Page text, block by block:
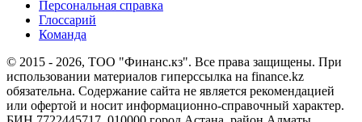
Персональная справка
Глоссарий
Команда
© 2015 - 2026, ТОО "Финанс.кз". Все права защищены. При
использовании материалов гиперссылка на finance.kz
обязательна. Содержание сайта не является рекомендацией
или офертой и носит информационно-справочный характер.